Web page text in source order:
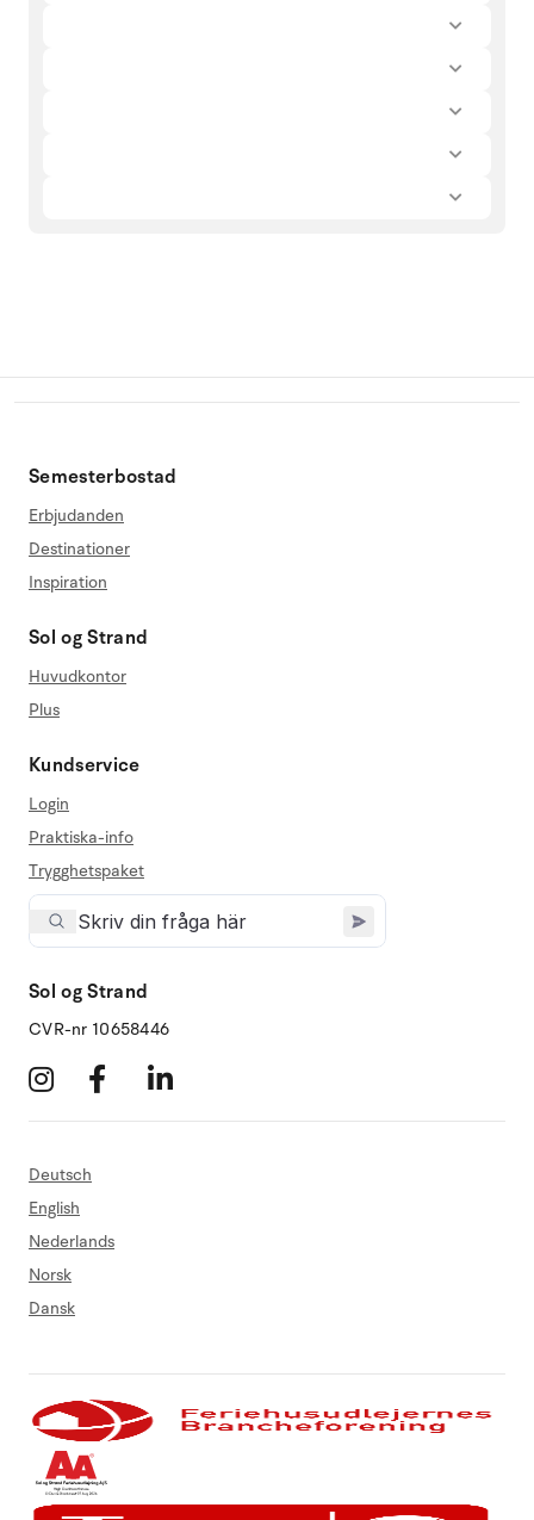
Semesterbostad
Erbjudanden
Destinationer
Inspiration
Sol og Strand
Huvudkontor
Plus
Kundservice
Login
Praktiska-info
Trygghetspaket
Sol og Strand
CVR-nr 10658446
Deutsch
English
Nederlands
Norsk
Dansk